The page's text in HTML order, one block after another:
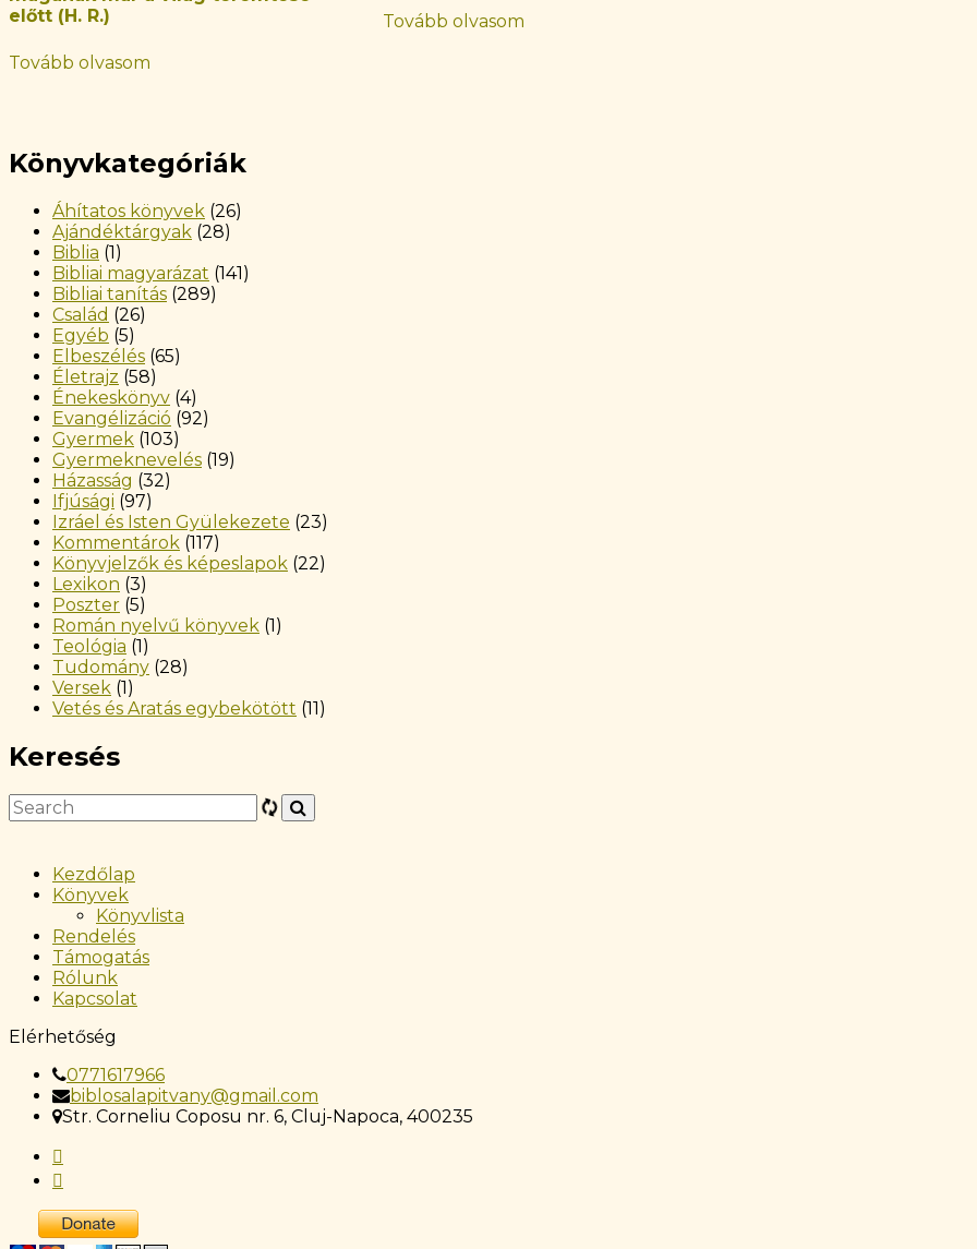
előtt (H. R.)
Tovább olvasom
Tovább olvasom
Könyvkategóriák
Áhítatos könyvek (26)
Ajándéktárgyak (28)
Biblia (1)
Bibliai magyarázat (141)
Bibliai tanítás (289)
Család (26)
Egyéb (5)
Elbeszélés (65)
Életrajz (58)
Énekeskönyv (4)
Evangélizáció (92)
Gyermek (103)
Gyermeknevelés (19)
Házasság (32)
Ifjúsági (97)
Izráel és Isten Gyülekezete (23)
Kommentárok (117)
Könyvjelzők és képeslapok (22)
Lexikon (3)
Poszter (5)
Román nyelvű könyvek (1)
Teológia (1)
Tudomány (28)
Versek (1)
Vetés és Aratás egybekötött (11)
Keresés
Kezdőlap
Könyvek
Könyvlista
Rendelés
Támogatás
Rólunk
Kapcsolat
Elérhetőség
0771617966
biblosalapitvany@gmail.com
Str. Corneliu Coposu nr. 6, Cluj-Napoca, 400235